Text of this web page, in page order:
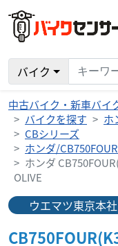
バイク
中古バイク・新車バイ
バイクを探す
ホ
CBシリーズ
ホンダ/
ホンダ
OLIVE
ウエマツ東京本社